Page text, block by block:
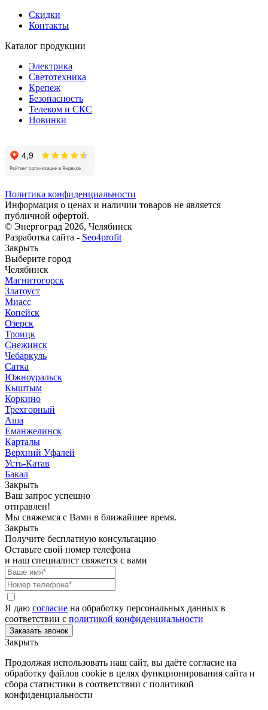
Скидки
Контакты
Каталог продукции
Электрика
Светотехника
Крепеж
Безопасность
Телеком и СКС
Новинки
Политика конфиденциальности
Информация о ценах и наличии товаров не является
публичной офертой.
© Энергоград 2026, Челябинск
Разработка сайта - Seo4profit
Закрыть
Выберите город
Челябинск
Магнитогорск
Златоуст
Миасс
Копейск
Озерск
Троицк
Снежинск
Чебаркуль
Сатка
Южноуральск
Кыштым
Коркино
Трехгорный
Аша
Еманжелинск
Карталы
Верхний Уфалей
Усть-Катав
Бакал
Закрыть
Ваш запрос успешно
отправлен!
Мы свяжемся с Вами в ближайшее время.
Закрыть
Получите бесплатную консультацию
Оставьте свой номер телефона
и наш специалист свяжется с вами
Я даю согласие на обработку персональных данных в
соответствии с политикой конфиденциальности
Закрыть
Продолжая использовать наш сайт, вы даёте согласие на
обработку файлов cookie в целях функционирования сайта и
сбора статистики в соответствии с политикой
конфиденциальности